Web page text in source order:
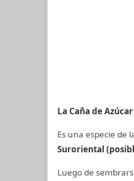
La Caña de
Es una especie de
Suroriental
Luego de